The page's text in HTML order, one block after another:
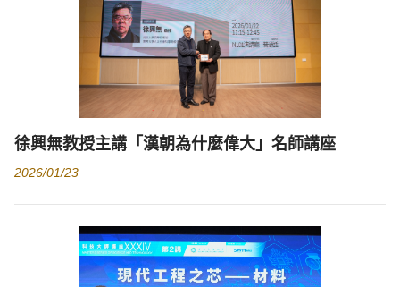
徐興無教授主講「漢朝為什麼偉大」名師講座
2026/01/23